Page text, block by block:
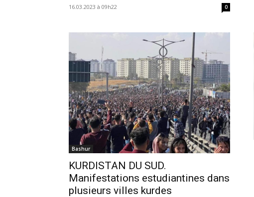
16.03.2023 à 09h22 0
Bashur
KURDISTAN DU SUD.
Manifestations estudiantines dans
plusieurs villes kurdes